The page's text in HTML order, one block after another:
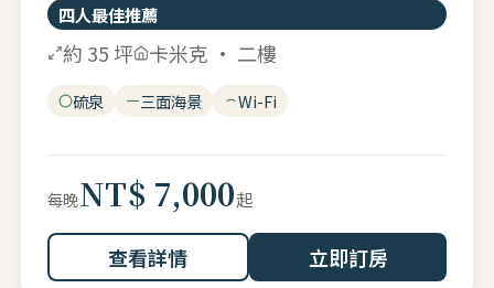
四人最佳推薦
約 35 坪 卡米克 · 二樓
硫泉 三面海景 Wi-Fi
每晚NT$ 7,000起
查看詳情 立即訂房